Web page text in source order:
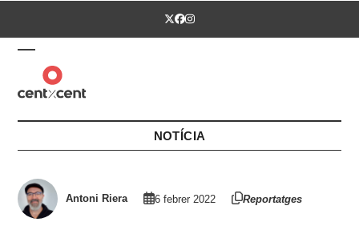
Twitter
Facebook
Instagram
Open
mobile
menu
Close
mobile
menu
NOTÍCIA
Antoni Riera 6 febrer 2022 Reportatges